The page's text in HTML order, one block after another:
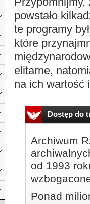
powstało
te programy
które
elitarne,
na ich wartość
Dostęp do
Archiwum
od 1993
Ponad